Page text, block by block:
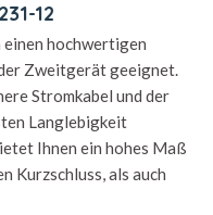
12
einen hochwertigen
Zweitgerät geeignet.
Stromkabel und der
Langlebigkeit
Ihnen ein hohes Maß
Kurzschluss, als auch